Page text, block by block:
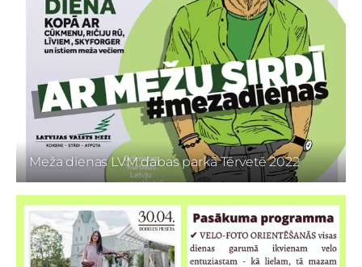
Meža dienas LVM dabas parkā Tērvetē 2022